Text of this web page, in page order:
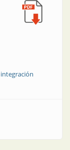
integración
de